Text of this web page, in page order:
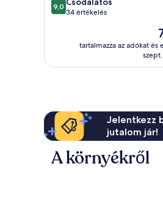
Sunny
Beach
ennyiből:
9,0
34 értékelés
ár
tartalmazza az adókat és
Jelentkezz
jutalom jár!
A környékről